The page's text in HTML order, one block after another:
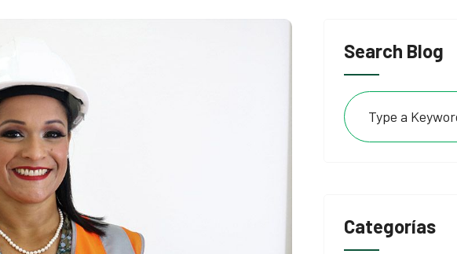
Search Blog
Categorías